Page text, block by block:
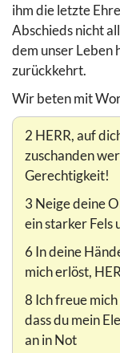
ihm die letzte
Abschieds nicht
dem unser Leben
zurückkehrt.
Wir beten mit
2 HERR, auf
zuschanden
Gerechtigkeit!
3 Neige deine
ein starker Fels
6 In deine
mich erlöst,
8 Ich freue
dass du mein
an in Not